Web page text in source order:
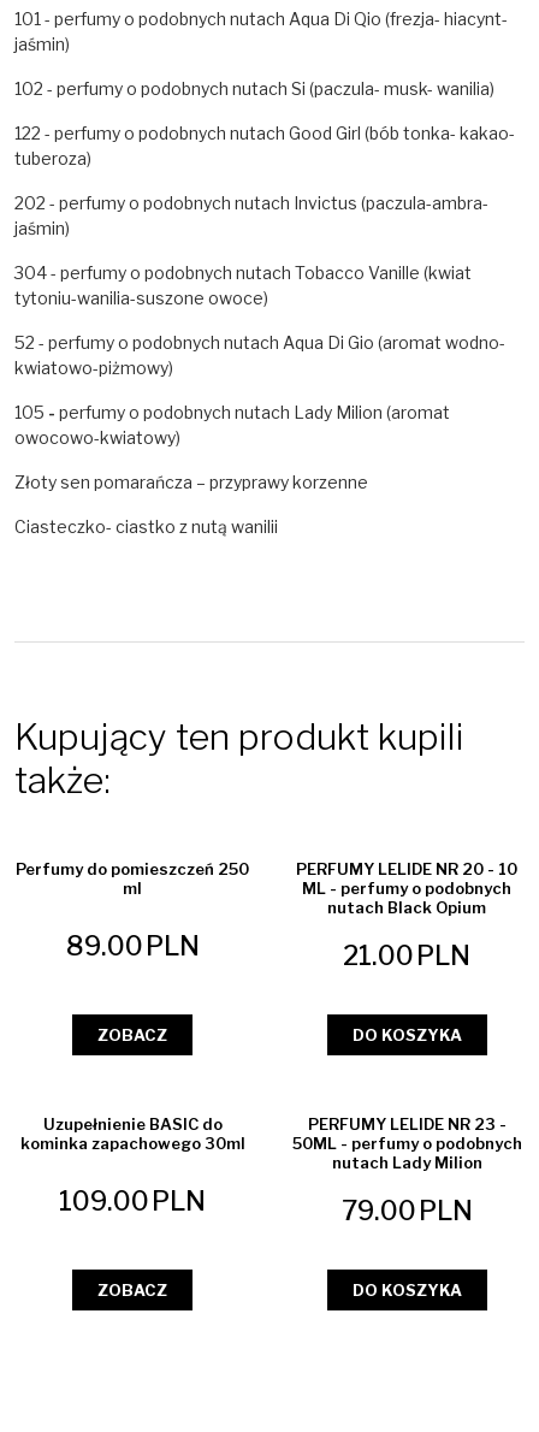
101 - perfumy o podobnych nutach Aqua Di Qio (frezja- hiacynt-
jaśmin)
102 - perfumy o podobnych nutach Si (paczula- musk- wanilia)
122 - perfumy o podobnych nutach Good Girl (bób tonka- kakao-
tuberoza)
202 - perfumy o podobnych nutach Invictus (paczula-ambra-
jaśmin)
304 - perfumy o podobnych nutach Tobacco Vanille (kwiat
tytoniu-wanilia-suszone owoce)
52 - perfumy o podobnych nutach Aqua Di Gio (aromat wodno-
kwiatowo-piżmowy)
105 - perfumy o podobnych nutach Lady Milion (aromat
owocowo-kwiatowy)
Złoty sen pomarańcza – przyprawy korzenne
Ciasteczko- ciastko z nutą wanilii
Kupujący ten produkt kupili
także:
Perfumy do pomieszczeń 250
ml
89.00PLN
ZOBACZ
PERFUMY LELIDE NR 20 - 10
ML - perfumy o podobnych
nutach Black Opium
21.00PLN
DO KOSZYKA
Uzupełnienie BASIC do
kominka zapachowego 30ml
109.00PLN
ZOBACZ
PERFUMY LELIDE NR 23 -
50ML - perfumy o podobnych
nutach Lady Milion
79.00PLN
DO KOSZYKA